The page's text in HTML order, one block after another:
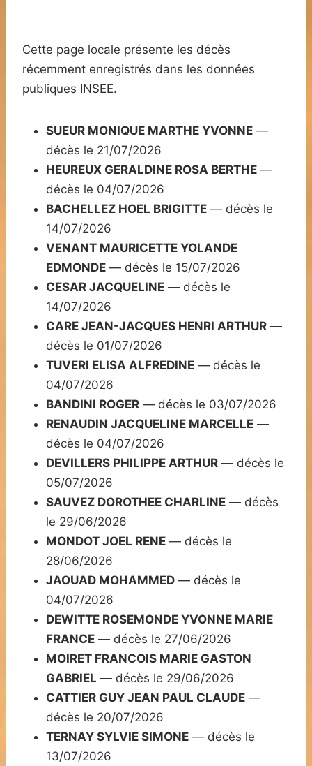
Cette page locale présente les décès
récemment enregistrés dans les données
publiques INSEE.
SUEUR MONIQUE MARTHE YVONNE —
décès le 21/07/2026
HEUREUX GERALDINE ROSA BERTHE —
décès le 04/07/2026
BACHELLEZ HOEL BRIGITTE — décès le
14/07/2026
VENANT MAURICETTE YOLANDE
EDMONDE — décès le 15/07/2026
CESAR JACQUELINE — décès le
14/07/2026
CARE JEAN-JACQUES HENRI ARTHUR —
décès le 01/07/2026
TUVERI ELISA ALFREDINE — décès le
04/07/2026
BANDINI ROGER — décès le 03/07/2026
RENAUDIN JACQUELINE MARCELLE —
décès le 04/07/2026
DEVILLERS PHILIPPE ARTHUR — décès le
05/07/2026
SAUVEZ DOROTHEE CHARLINE — décès
le 29/06/2026
MONDOT JOEL RENE — décès le
28/06/2026
JAOUAD MOHAMMED — décès le
04/07/2026
DEWITTE ROSEMONDE YVONNE MARIE
FRANCE — décès le 27/06/2026
MOIRET FRANCOIS MARIE GASTON
GABRIEL — décès le 29/06/2026
CATTIER GUY JEAN PAUL CLAUDE —
décès le 20/07/2026
TERNAY SYLVIE SIMONE — décès le
13/07/2026